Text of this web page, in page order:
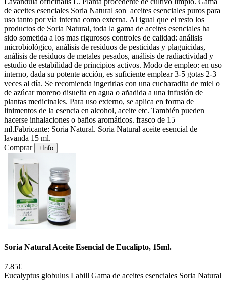
de aceites esenciales Soria Natural son aceites esenciales puros para
uso tanto por vía interna como externa. Al igual que el resto los
productos de Soria Natural, toda la gama de aceites esenciales ha
sido sometida a los mas rigurosos controles de calidad: análisis
microbiológico, análisis de residuos de pesticidas y plaguicidas,
análisis de residuos de metales pesados, análisis de radiactividad y
estudio de estabilidad de principios activos. Modo de empleo: en uso
interno, dada su potente acción, es suficiente emplear 3-5 gotas 2-3
veces al día. Se recomienda ingerirlas con una cucharadita de miel o
de azúcar moreno disuelta en agua o añadida a una infusión de
plantas medicinales. Para uso externo, se aplica en forma de
linimentos de la esencia en alcohol, aceite etc. También pueden
hacerse inhalaciones o baños aromáticos. frasco de 15
ml.Fabricante: Soria Natural. Soria Natural aceite esencial de
lavanda 15 ml.
Comprar
+Info
Soria Natural Aceite Esencial de Eucalipto, 15ml.
7.85€
Eucalyptus globulus Labill Gama de aceites esenciales Soria Natural